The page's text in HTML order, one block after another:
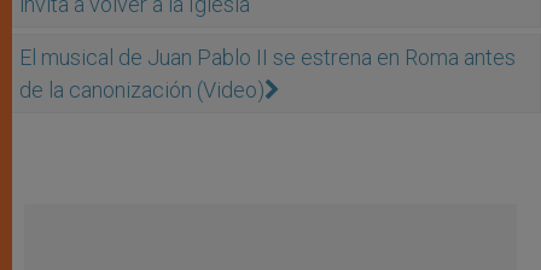
El musical de Juan Pablo II se estrena en Roma antes
de la canonización (Video)